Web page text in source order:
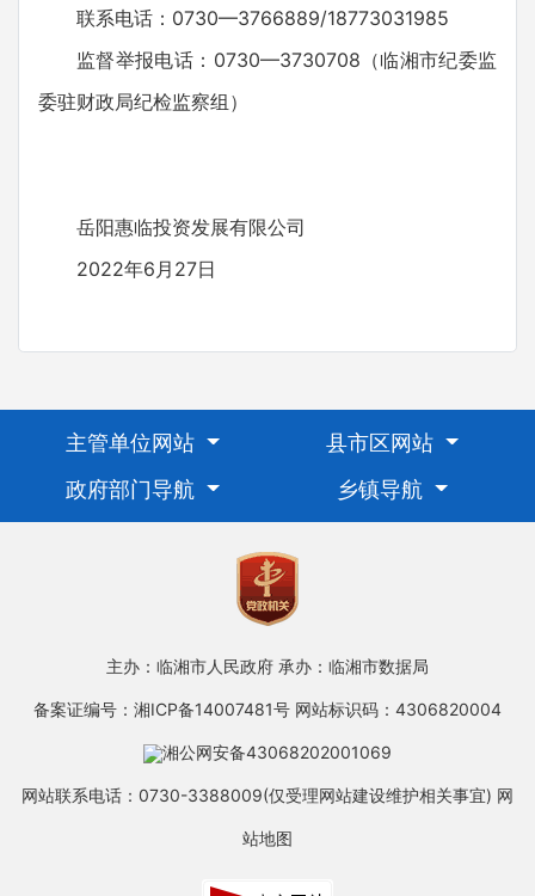
联系电话：0730—3766889/18773031985
监督举报电话：0730—3730708（临湘市纪委监
委驻财政局纪检监察组）
岳阳惠临投资发展有限公司
2022年6月27日
主管单位网站
县市区网站
政府部门导航
乡镇导航
主办：临湘市人民政府 承办：临湘市数据局
备案证编号：湘ICP备14007481号 网站标识码：4306820004
湘公网安备43068202001069
网站联系电话：0730-3388009(仅受理网站建设维护相关事宜) 网
站地图